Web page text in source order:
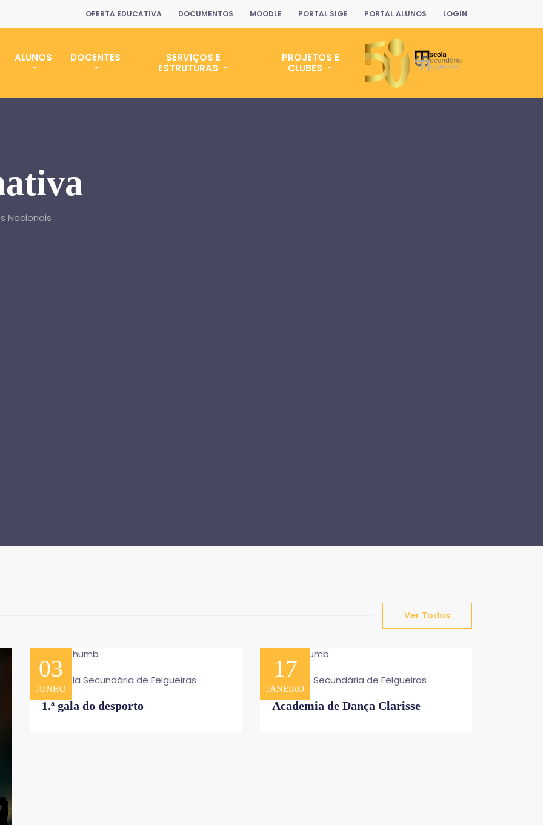
OFERTA EDUCATIVA DOCUMENTOS MOODLE PORTAL SIGE PORTAL ALUNOS LOGIN
ALUNOS DOCENTES
SERVIÇOS E
ESTRUTURAS
PROJETOS E
CLUBES
Nacionais
Ver Todos
03
JUNHO
Escola Secundária de Felgueiras
1.ª gala do desporto
17
JANEIRO
Escola Secundária de Felgueiras
Academia de Dança Clarisse